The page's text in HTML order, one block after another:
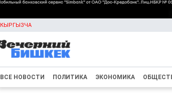
КЫРГЫЗЧА
ВСЕ НОВОСТИ ПОЛИТИКА ЭКОНОМИКА